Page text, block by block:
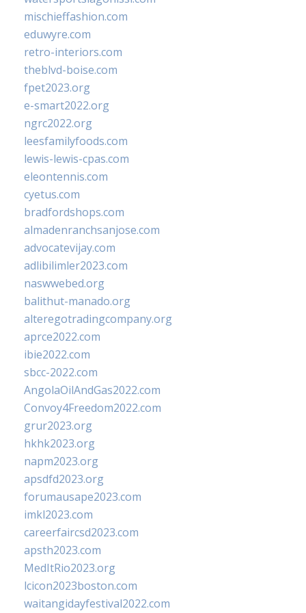
mischieffashion.com
eduwyre.com
retro-interiors.com
theblvd-boise.com
fpet2023.org
e-smart2022.org
ngrc2022.org
leesfamilyfoods.com
lewis-lewis-cpas.com
eleontennis.com
cyetus.com
bradfordshops.com
almadenranchsanjose.com
advocatevijay.com
adlibilimler2023.com
naswwebed.org
balithut-manado.org
alteregotradingcompany.org
aprce2022.com
ibie2022.com
sbcc-2022.com
AngolaOilAndGas2022.com
Convoy4Freedom2022.com
grur2023.org
hkhk2023.org
napm2023.org
apsdfd2023.org
forumausape2023.com
imkl2023.com
careerfaircsd2023.com
apsth2023.com
MedItRio2023.org
lcicon2023boston.com
waitangidayfestival2022.com